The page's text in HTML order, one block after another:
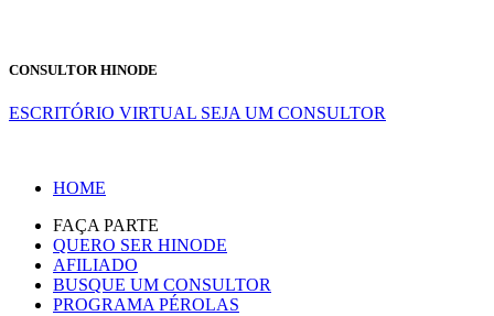
CONSULTOR HINODE
ESCRITÓRIO VIRTUAL SEJA UM CONSULTOR
HOME
FAÇA PARTE
QUERO SER HINODE
AFILIADO
BUSQUE UM CONSULTOR
PROGRAMA PÉROLAS